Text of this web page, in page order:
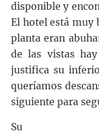
disponible y
El hotel está muy
planta eran
de las vistas
justifica su
queríamos
siguiente para
Su